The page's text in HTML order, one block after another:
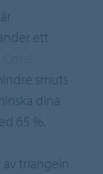
ett
smuts
dina
65 %.
av triangeln